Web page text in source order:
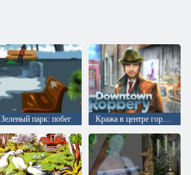
Зеленый парк: побег Кража в центре города